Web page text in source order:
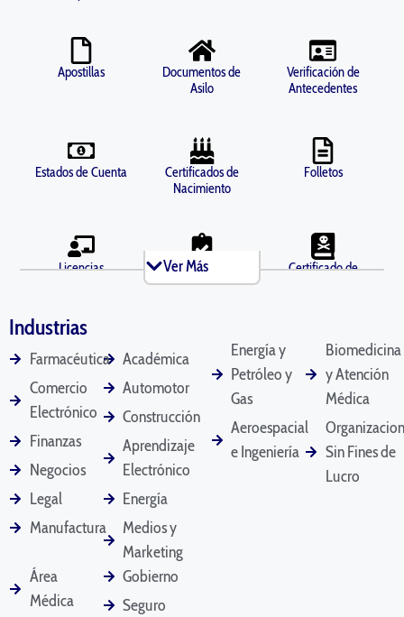
Apostillas
Documentos de
Asilo
Verificación de
Antecedentes
Estados de Cuenta
Certificados de
Nacimiento
Folletos
Licencias
Antecedentes
Penales
Certificado de
Declaración
Testimonial
Diplomas
Divorcio
Licencias de
Conducir
Correos Electrónicos
Empleado
Estados Financieros Contratos Legales
Ver Más
Industrias
Académica
Automotor
Construcción
Aprendizaje
Electrónico
Energía
Medios y
Marketing
Farmacéutica
Comercio
Electrónico
Finanzas
Negocios
Legal
Manufactura
Área
Médica
Gobierno
Seguro
Energía y
Petróleo y
Gas
Aeroespacial
e Ingeniería
Biomedicina
y Atención
Médica
Sin Fines de
Lucro